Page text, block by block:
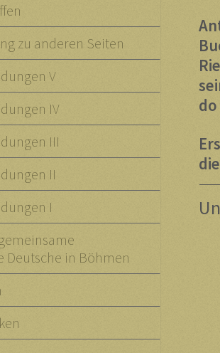
zu anderen Seiten
V
IV
III
II
I
Deutsche in Böhmen